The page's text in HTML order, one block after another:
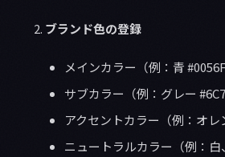
ブランド色の登録
メインカラー（例：青
サブカラー（例：グレー
アクセントカラー（例：オレ
ニュートラルカラー（例：白